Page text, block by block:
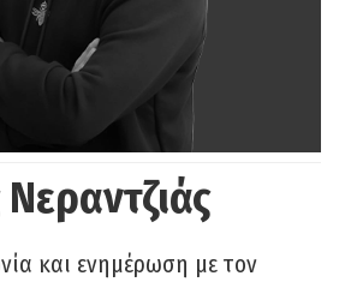
και ενημέρωση με τον